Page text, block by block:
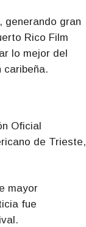
generando gran
Rico Film
lo mejor del
caribeña.
Oficial
de Trieste,
mayor
fue